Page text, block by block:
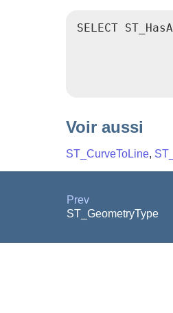
SELECT
Voir aussi
ST_CurveToLine,
Prev
ST_GeometryType